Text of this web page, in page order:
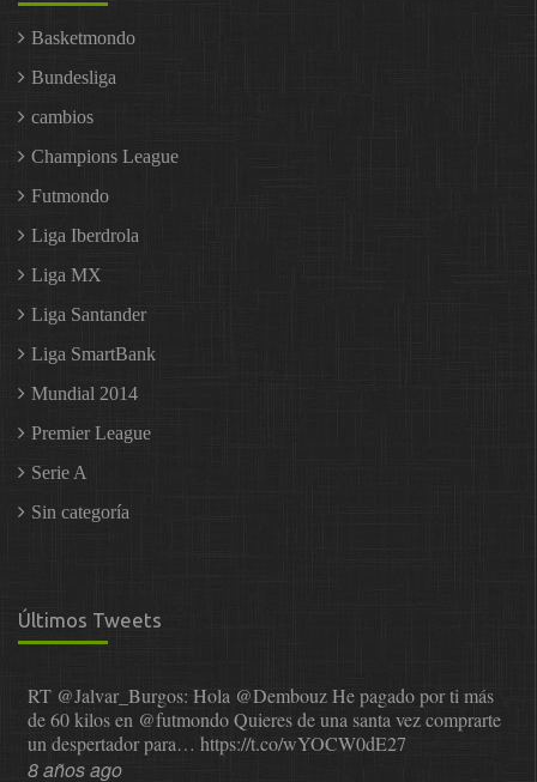
Basketmondo
Bundesliga
cambios
Champions League
Futmondo
Liga Iberdrola
Liga MX
Liga Santander
Liga SmartBank
Mundial 2014
Premier League
Serie A
Sin categoría
Últimos Tweets
RT @Jalvar_Burgos: Hola @DembouzHe pagado por ti más
de 60 kilos en @futmondoQuieres de una santa vez comprarte
un despertador para… https://t.co/wYOCW0dE27
8 años ago